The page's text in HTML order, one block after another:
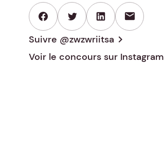
mail
Suivre @zwzwriitsa chevron_right
Voir le concours sur Instagram